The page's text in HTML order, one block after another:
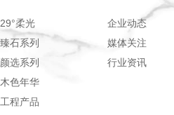
29°柔光
臻石系列
颜选系列
木色年华
工程产品
企业动态
媒体关注
行业资讯